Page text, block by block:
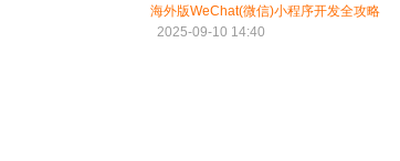
海外版WeChat(微信)小程序开发全攻略
2025-09-10 14:40